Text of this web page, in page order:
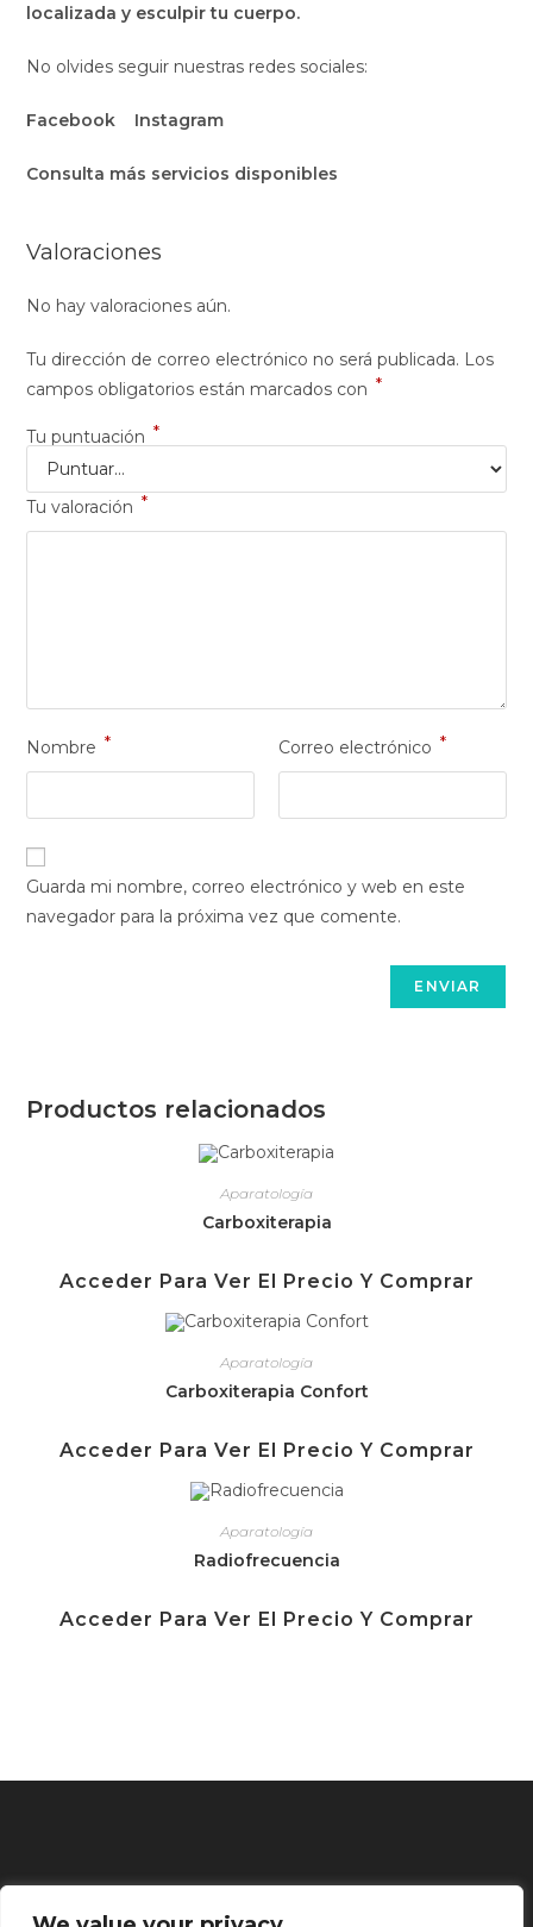
localizada y esculpir tu cuerpo.
No olvides seguir nuestras redes sociales:
Facebook Instagram
Consulta más servicios disponibles
Valoraciones
No hay valoraciones aún.
Tu dirección de correo electrónico no será publicada. Los
campos obligatorios están marcados con *
Tu puntuación *
Tu valoración *
Nombre * Correo electrónico *
Guarda mi nombre, correo electrónico y web en este
navegador para la próxima vez que comente.
Productos relacionados
Aparatología
Carboxiterapia
Acceder Para Ver El Precio Y Comprar
Aparatología
Carboxiterapia Confort
Acceder Para Ver El Precio Y Comprar
Aparatología
Radiofrecuencia
Acceder Para Ver El Precio Y Comprar